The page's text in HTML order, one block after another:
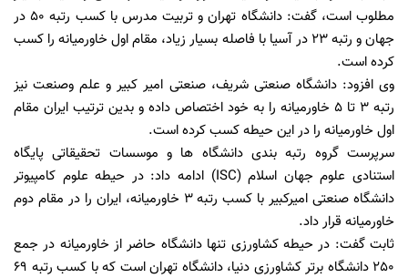
مطلوب است، گفت: دانشگاه تهران و تربیت مدرس با کسب رتبه 50 در
جهان و رتبه 23 در آسیا با فاصله بسیار زیاد، مقام اول خاورمیانه را کسب
کرده است.
وی افزود: دانشگاه صنعتی شریف، صنعتی امیر کبیر و علم وصنعت نیز
رتبه 3 تا 5 خاورمیانه را به خود اختصاص داده و بدین ترتیب ایران مقام
اول خاورمیانه را در این حیطه کسب کرده است.
سرپرست گروه رتبه بندی دانشگاه ها و موسسات تحقیقاتی پایگاه
استنادی علوم جهان اسلام (ISC) ادامه داد: در حیطه علوم کامپیوتر
دانشگاه صنعتی امیرکبیر با کسب رتبه 3 خاورمیانه، ایران را در مقام دوم
خاورمیانه قرار داد.
ثابت گفت: در حیطه کشاورزی تنها دانشگاه حاضر از خاورمیانه در جمع
250 دانشگاه برتر کشاورزی دنیا، دانشگاه تهران است که با کسب رتبه 69